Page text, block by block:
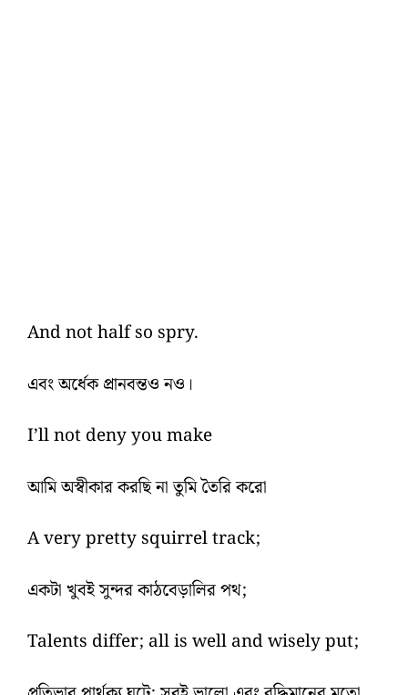
And not half so spry.
এবং অর্ধেক প্রানবন্তও নও।
I’ll not deny you make
আমি অস্বীকার করছি না তুমি তৈরি করো
A very pretty squirrel track;
একটা খুবই সুন্দর কাঠবেড়ালির পথ;
Talents differ; all is well and wisely put;